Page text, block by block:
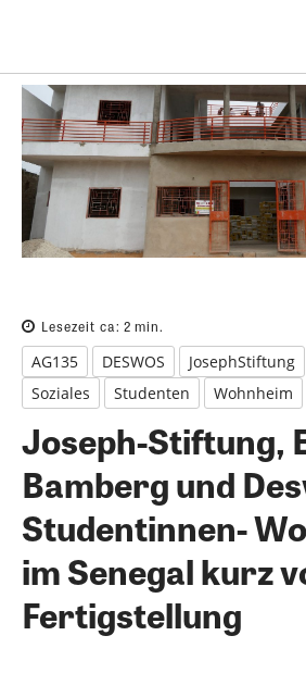
Lesezeit ca: 2 min.
AG135 DESWOS JosephStiftung
Soziales
Studenten Wohnheim
Joseph-Stiftung,
Bamberg und
Studentinnen-
im Senegal kurz
Fertigstellung